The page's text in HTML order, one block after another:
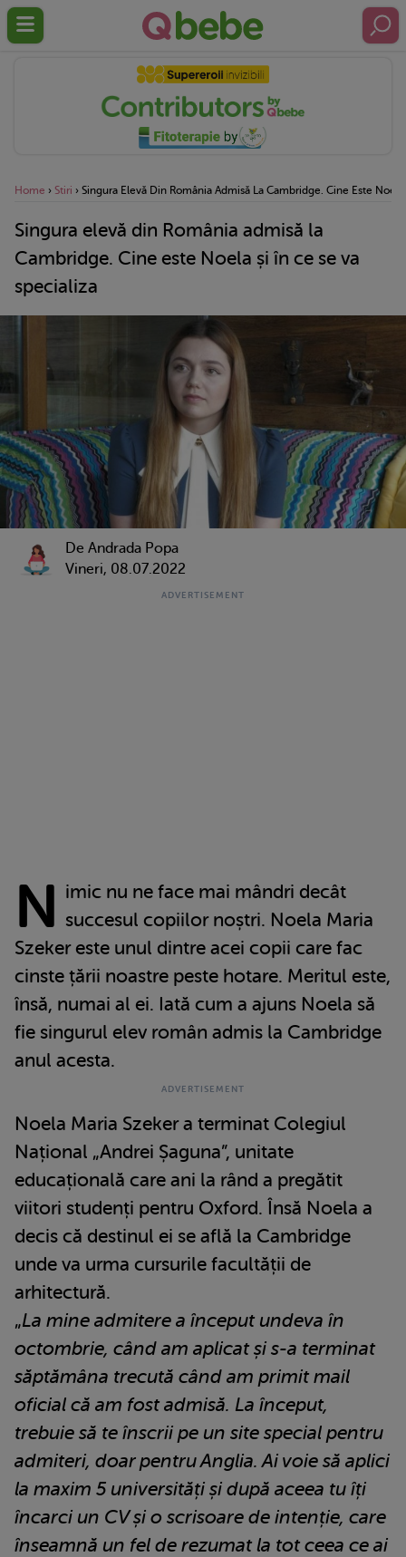
Home › Stiri › Singura Elevă Din România Admisă La Cambridge. Cine Este Noela
Singura elevă din România admisă la
Cambridge. Cine este Noela și în ce se va
specializa
De Andrada Popa
Vineri, 08.07.2022
N imic nu ne face mai mândri decât
succesul copiilor noștri. Noela Maria
Szeker este unul dintre acei copii care fac
cinste țării noastre peste hotare. Meritul este,
însă, numai al ei. Iată cum a ajuns Noela să
fie singurul elev român admis la Cambridge
anul acesta.
Noela Maria Szeker a terminat Colegiul
Național „Andrei Șaguna”, unitate
educațională care ani la rând a pregătit
viitori studenți pentru Oxford. Însă Noela a
decis că destinul ei se află la Cambridge
unde va urma cursurile facultății de
arhitectură.
„La mine admitere a început undeva în
octombrie, când am aplicat și s-a terminat
săptămâna trecută când am primit mail
oficial că am fost admisă. La început,
trebuie să te înscrii pe un site special pentru
admiteri, doar pentru Anglia. Ai voie să aplici
la maxim 5 universități și după aceea tu îți
încarci un CV și o scrisoare de intenție, care
înseamnă un fel de rezumat la tot ceea ce ai